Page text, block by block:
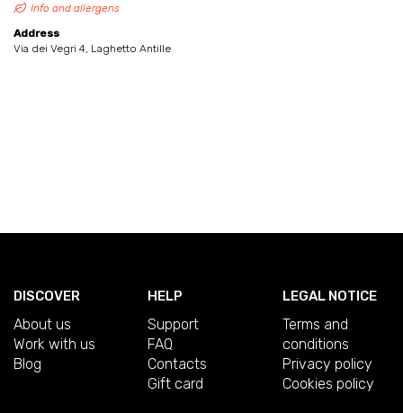
Info and allergens
Address
Via dei Vegri 4, Laghetto Antille
DISCOVER
About us
Work with us
Blog
HELP
Support
FAQ
Contacts
Gift card
LEGAL NOTICE
Terms and
conditions
Privacy policy
Cookies policy